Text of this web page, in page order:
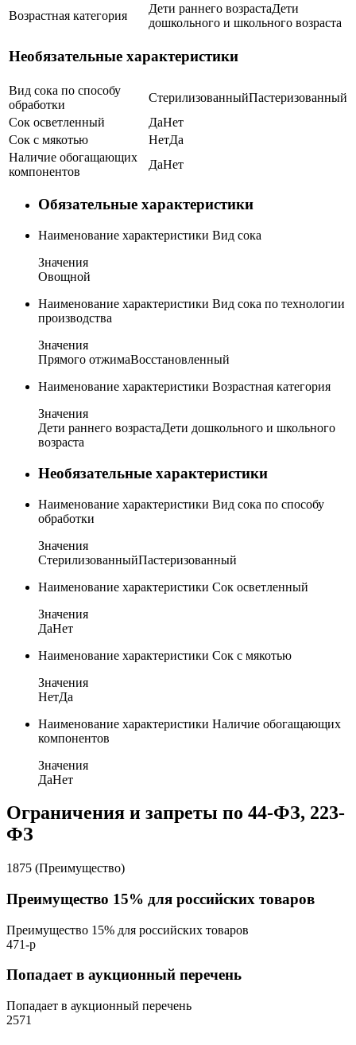
Возрастная категория
Дети раннего возрастаДети
дошкольного и школьного возраста
Необязательные характеристики
Вид сока по способу
обработки
СтерилизованныйПастеризованный
Сок осветленный
ДаНет
Сок с мякотью
НетДа
Наличие обогащающих
компонентов
ДаНет
Обязательные характеристики
Наименование характеристики Вид сока
Значения
Овощной
Наименование характеристики Вид сока по технологии
производства
Значения
Прямого отжимаВосстановленный
Наименование характеристики Возрастная категория
Значения
Дети раннего возрастаДети дошкольного и школьного
возраста
Необязательные характеристики
Наименование характеристики Вид сока по способу
обработки
Значения
СтерилизованныйПастеризованный
Наименование характеристики Сок осветленный
Значения
ДаНет
Наименование характеристики Сок с мякотью
Значения
НетДа
Наименование характеристики Наличие обогащающих
компонентов
Значения
ДаНет
Ограничения и запреты по 44-ФЗ, 223-
ФЗ
1875 (Преимущество)
Преимущество 15% для российских товаров
Преимущество 15% для российских товаров
471-р
Попадает в аукционный перечень
Попадает в аукционный перечень
2571